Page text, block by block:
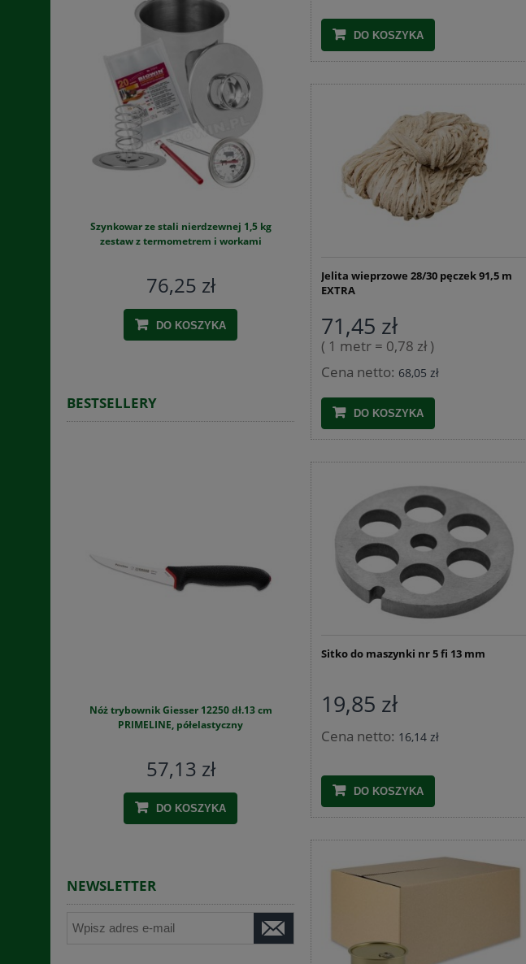
Szynkowar ze stali nierdzewnej 1,5 kg
zestaw z termometrem i workami
76,25 zł
DO KOSZYKA
64,70 zł
DO KOSZYKA
BESTSELLERY
Nóż trybownik Giesser 12250 dł.13 cm
PRIMELINE, półelastyczny
57,13 zł
DO KOSZYKA
Szynkowar ze stali nierdzewnej 1,5 kg
76,25 zł
DO KOSZYKA
NEWSLETTER
DO KOSZYKA
Jelita wieprzowe 28/30 pęczek 91,5 m
EXTRA
71,45 zł
( 1 metr = 0,78 zł )
Cena netto: 68,05 zł
DO KOSZYKA
Sitko do maszynki nr 5 fi 13 mm
19,85 zł
Cena netto: 16,14 zł
DO KOSZYKA